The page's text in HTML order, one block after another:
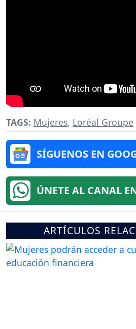
TAGS: Mujeres, Loréal Groupe
SÍGUENOS EN
ÚNETE AL CANAL
ARTÍCULOS